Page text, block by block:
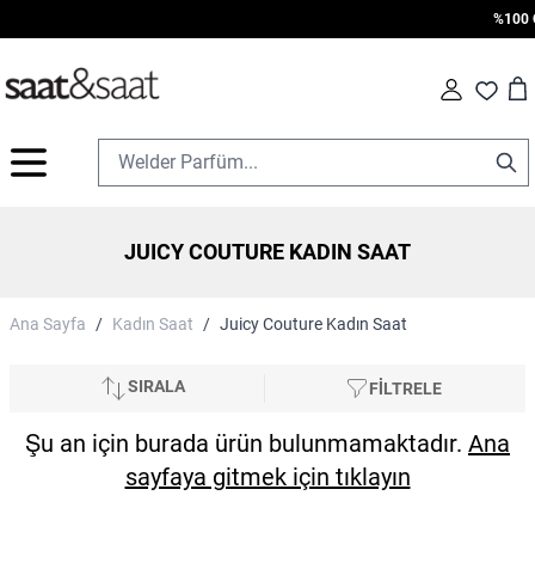
%100
Fav Cart
JUICY COUTURE KADIN SAAT
Ana Sayfa / Kadın Saat / Juicy Couture Kadın Saat
SIRALA FİLTRELE
Şu an için burada ürün bulunmamaktadır. Ana
sayfaya gitmek için tıklayın